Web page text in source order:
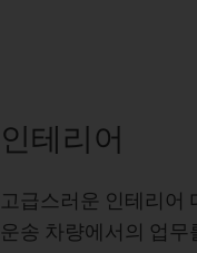
인테리어
고급스러운 인테리어
운송 차량에서의 업